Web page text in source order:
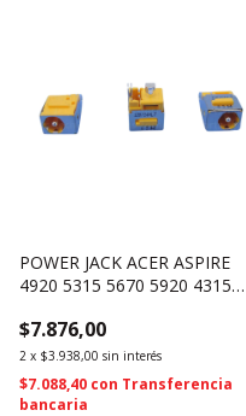
POWER JACK ACER ASPIRE
4920 5315 5670 5920 4315
$7.876,00
2 x $3.938,00 sin interés
$7.088,40 con Transferencia
bancaria